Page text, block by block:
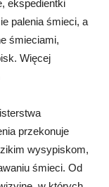
ekspedientki
palenia śmieci, a
śmieciami,
Więcej
przekonuje
wysypiskom,
śmieci. Od